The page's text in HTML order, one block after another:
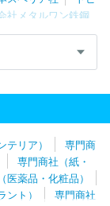
社メタルワン鉄鋼
材株式会社
直富
式会社
トース
リア）
専門商
専門商社（紙・
医薬品・化粧品）
ト）
専門商社